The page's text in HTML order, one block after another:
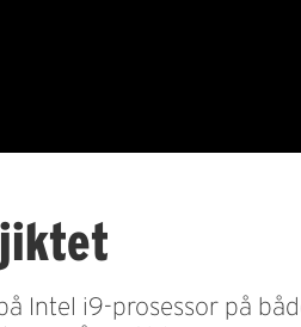
Intel i9-prosessor på